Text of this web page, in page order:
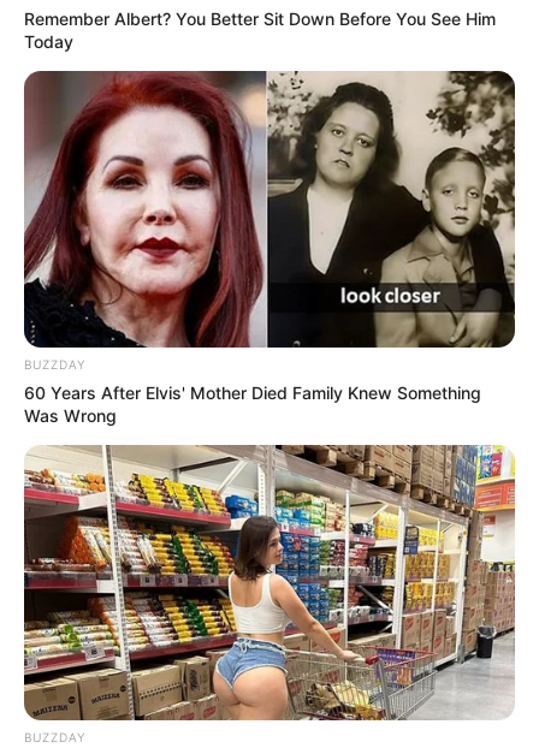
Fail! 10 Potret Makanan Gagal
Dimasak yang Bikin Kamu
Nggak Selera
10 Pose Manekin Anti
Mainstream yang Konyol
Banget
8 Kata Lucu Seputar Malam
Minggu ala Jomblo yang Bikin
Ngenes
Remember Albert? You Better Sit Down Before You See Him
Today
BUZZDAY
60 Years After Elvis' Mother Died Family Knew Something
Was Wrong
BUZZDAY